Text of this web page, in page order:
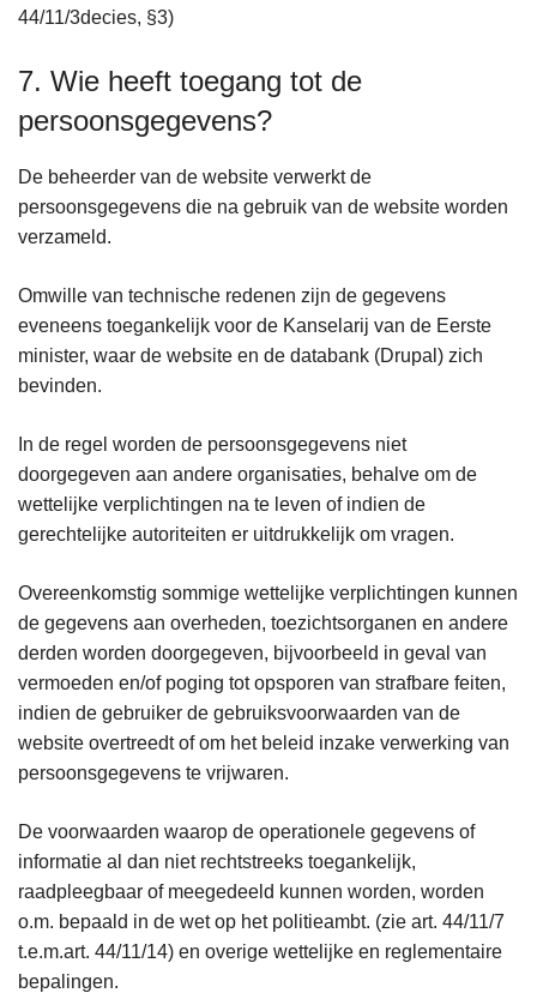
44/11/3decies, §3)
7. Wie heeft toegang tot de
persoonsgegevens?
De beheerder van de website verwerkt de
persoonsgegevens die na gebruik van de website worden
verzameld.
Omwille van technische redenen zijn de gegevens
eveneens toegankelijk voor de Kanselarij van de Eerste
minister, waar de website en de databank (Drupal) zich
bevinden.
In de regel worden de persoonsgegevens niet
doorgegeven aan andere organisaties, behalve om de
wettelijke verplichtingen na te leven of indien de
gerechtelijke autoriteiten er uitdrukkelijk om vragen.
Overeenkomstig sommige wettelijke verplichtingen kunnen
de gegevens aan overheden, toezichtsorganen en andere
derden worden doorgegeven, bijvoorbeeld in geval van
vermoeden en/of poging tot opsporen van strafbare feiten,
indien de gebruiker de gebruiksvoorwaarden van de
website overtreedt of om het beleid inzake verwerking van
persoonsgegevens te vrijwaren.
De voorwaarden waarop de operationele gegevens of
informatie al dan niet rechtstreeks toegankelijk,
raadpleegbaar of meegedeeld kunnen worden, worden
o.m. bepaald in de wet op het politieambt. (zie art. 44/11/7
t.e.m.art. 44/11/14) en overige wettelijke en reglementaire
bepalingen.